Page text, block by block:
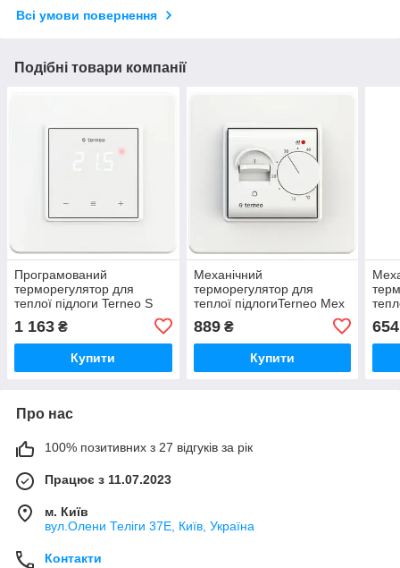
Всі умови повернення
Подібні товари компанії
Програмований
терморегулятор для
теплої підлоги Terneo S
1 163 ₴
Купити
Механічний
терморегулятор для
теплої підлогиTerneo Mex
889₴
Купити
654
Про нас
100% позитивних з 27 відгуків за рік
Працює з 11.07.2023
м. Київ
вул.Олени Теліги 37Е, Київ, Україна
Контакти